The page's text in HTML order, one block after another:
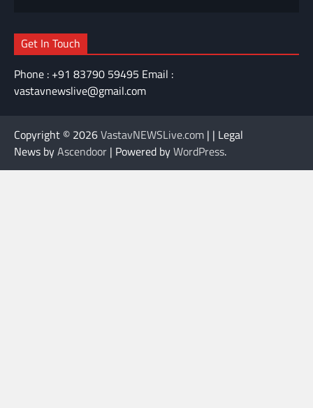
Get In Touch
Phone : +91 83790 59495 Email :
vastavnewslive@gmail.com
Copyright © 2026VastavNEWSLive.com | | Legal
News byAscendoor | Powered byWordPress.